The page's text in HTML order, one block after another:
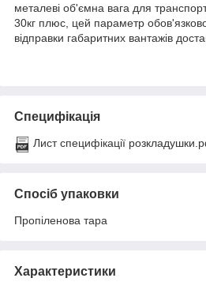
металеві об'ємна вага для
30кг плюс, цей параметр
відправки габаритних вантажів
Специфікація
Лист специфікації
Спосіб упаковки
Пропіленова тара
Характеристики